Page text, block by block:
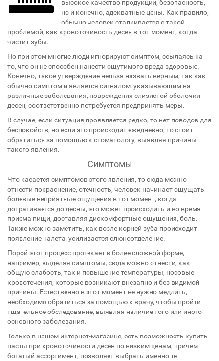
высокое качество продукции, безопасность,
но и конечно, адекватные цены. Как правило,
обычно человек сталкивается с такой
проблемой, как кровоточивость десен в тот момент, когда
чистит зубы.
Но при этом многие люди игнорируют симптом, ссылаясь на
то, что он не способен нанести ощутимого вреда здоровью.
Конечно, такое утверждение нельзя назвать верным, так как
обычно симптом и является сигналом, указывающим на
различные заболевания, повреждения слизистой оболочки
десен, соответственно потребуется предпринять меры.
В случае, если ситуация проявляется редко, то нет поводов для
беспокойств, но если это происходит ежедневно, то стоит
обратиться за помощью к стоматологу, выявляя причины
такого явления.
Симптомы
Что касается симптомов этого явления, то сюда можно
отнести покраснение, отечность, человек начинает ощущать
болевые неприятные ощущения в тот момент, когда
дотрагивается до десны, это может происходить и во время
приема пищи, доставляя дискомфортные ощущения, боль.
Также можно заметить, как возле корней зуба происходит
появление налета, усиливается слюноотделение.
Порой этот процесс протекает в более сложной форме,
например, выделяя симптомы, сюда можно отнести, как
общую слабость, так и повышение температуры, носовые
кровотечения, которые возникают внезапно и без видимой
причины. Естественно в этот момент не нужно медлить,
необходимо обратиться за помощью к врачу, чтобы пройти
тщательное обследование, выявляя наличие того или иного
основного заболевания.
Только в нашем интернет-магазине, есть возможность купить
пасты при кровоточивости десен по низким ценам, причем
богатый ассортимент, позволяет выбрать именно те